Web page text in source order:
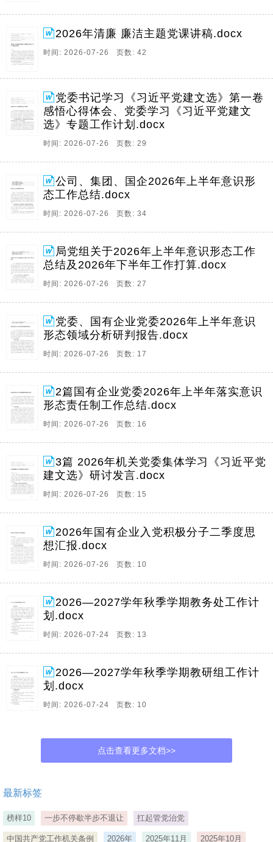
2026年清廉 廉洁主题党课讲稿.docx
时间: 2026-07-26 页数: 42
党委书记学习《习近平党建文选》第一卷
感悟心得体会、党委学习《习近平党建文
选》专题工作计划.docx
时间: 2026-07-26 页数: 29
公司、集团、国企2026年上半年意识形
态工作总结.docx
时间: 2026-07-26 页数: 34
局党组关于2026年上半年意识形态工作
总结及2026年下半年工作打算.docx
时间: 2026-07-26 页数: 27
党委、国有企业党委2026年上半年意识
形态领域分析研判报告.docx
时间: 2026-07-26 页数: 17
2篇国有企业党委2026年上半年落实意识
形态责任制工作总结.docx
时间: 2026-07-26 页数: 16
3篇 2026年机关党委集体学习《习近平党
建文选》研讨发言.docx
时间: 2026-07-26 页数: 15
2026年国有企业入党积极分子二季度思
想汇报.docx
时间: 2026-07-26 页数: 10
2026—2027学年秋季学期教务处工作计
划.docx
时间: 2026-07-24 页数: 13
2026—2027学年秋季学期教研组工作计
划.docx
时间: 2026-07-24 页数: 10
点击查看更多文档>>
最新标签
榜样10 一步不停歇半步不退让 扛起管党治党
中国共产党工作机关条例 2026年 2025年11月 2025年10月